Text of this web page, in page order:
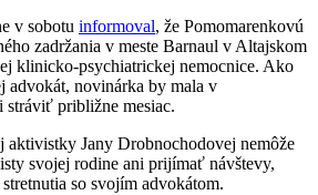
v sobotu informoval, že Pomomarenkovú
zadržania v meste Barnaul v Altajskom
klinicko-psychiatrickej nemocnice. Ako
advokát, novinárka by mala v
stráviť približne mesiac.
Jany Drobnochodovej nemôže
svojej rodine ani prijímať návštevy,
so svojím advokátom.